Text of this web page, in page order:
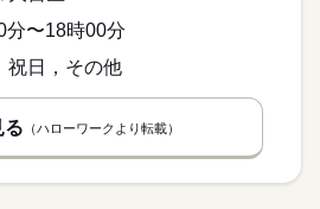
分〜18時00分
祝日，その他
る （ハローワークより転載）